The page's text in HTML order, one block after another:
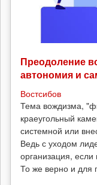
Преодоление
автономия и
Востсибов
Тема вождизма,
краеугольный
системной или
Ведь с уходом
организация,
То же верно и для